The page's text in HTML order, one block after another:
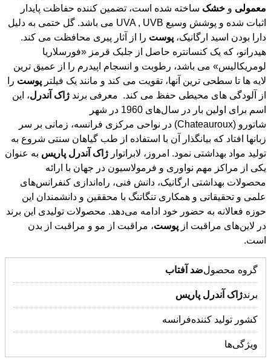
معمولی و خشک ساخته شده است، تضمین کننده حفاظت پایدار
اثبات شده و پوشش وسیع UVA , UVB می باشد. گل ختمی به ﺩﻟﻴﻞ
ﺩاﺭا ﺑﻮﺩﻥ اسید ارگانیک، پوست را از آثار پیری محافظت می کند.
هیدرانو، که یک کنسانتره حاصل از جلبک قرمز «فورسلاریا
لومریکالیس» می باشد، رطوبت و انسجام اپیدرم را از عمیق ترین
لایه ها تا سطحی ترین آنها، تقویت می کند و مانند یک فیلتر پوست را
از آلودگی های محیطی حفظ می کند. معرفی برند ژاک آندرل، این
اسم برای اولین بار در سال‌های 1960 در شهر
شاتورو (Chateauroux) در نواحی مرکزی فرانسه، زمانی بر سر
زبانها افتاد که بیانگذار آن با استفاده از طب گیاهان سنتی شروع به
تولید مواد بهداشتی نمود. امروز، لابراتوار ژاک آندرل پاریس به عنوان
یکی از مراکز مهم نواوری و فرمولاسیون در جهان با ارائه
محصولات بهداشتی ارگانیک، دانش فنی، راه‌اندازی کنفرانس‌های
علمی و تحقیقاتی و همکاری تنگاتنگ با محققین و دانشمندان این
حوزه فعالانه به حضور خود ادامه می‌دهد. محصولات تولیدی این برند
در لاین‌های مراقبت از پوست، مراقبت از مو و مراقبت از بدن
است.
گروه محصولضد آفتاب
برندژاک آندرل پاریس
کشور تولید کنندهفرانسه
ویژگی‌ها